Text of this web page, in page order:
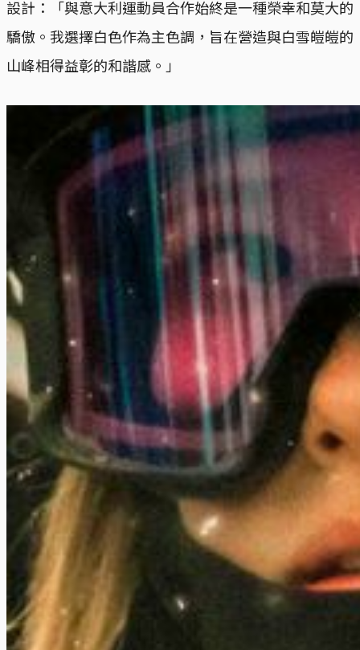
設計：「與意大利運動員合作始終是一種榮幸和莫大的
驕傲。我選擇白色作為主色調，旨在營造與白雪皚皚的
山峰相得益彰的和諧感。」